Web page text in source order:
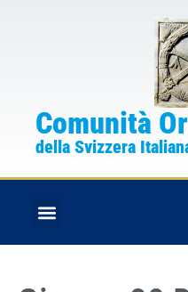
Comunità
della Svizzera